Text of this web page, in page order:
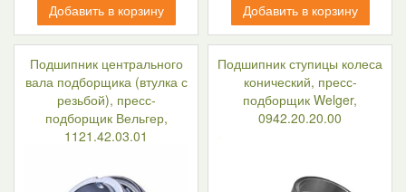
Добавить в корзину Добавить в корзину
Подшипник центрального
вала подборщика (втулка с
резьбой), пресс-
подборщик Вельгер,
1121.42.03.01
Подшипник ступицы колеса
конический, пресс-
подборщик Welger,
0942.20.20.00